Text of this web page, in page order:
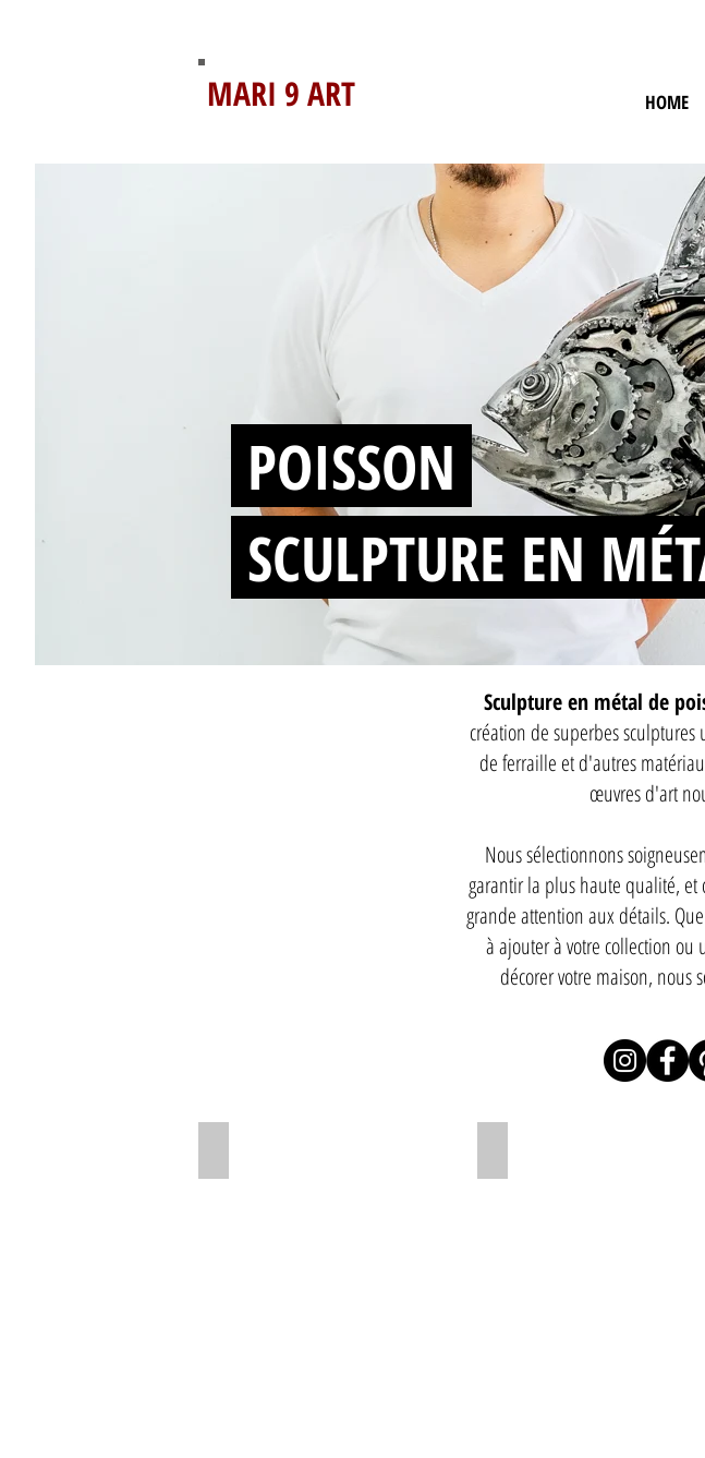
MARI 9 ART HOME
POISSON
SCULPTURE EN
Sculpture en métal de
création de superbes
de ferraille et d'autres
œuvres d'art
Nous sélectionnons
garantir la plus haute qualité, et
grande attention aux détails.
à ajouter à votre collection
décorer votre maison, nous